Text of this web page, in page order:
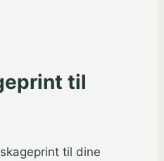
til
til dine